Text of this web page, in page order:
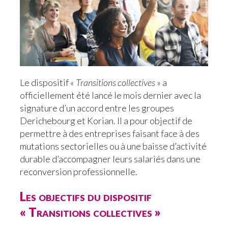
Le dispositif « Transitions collectives» a
officiellement été lancé le mois dernier avec la
signature d’un accord entre les groupes
Derichebourg et Korian. Il a pour objectif de
permettre à des entreprises faisant face à des
mutations sectorielles ou à une baisse d’activité
durable d’accompagner leurs salariés dans une
reconversion professionnelle.
Les objectifs du dispositif
« Transitions collectives »